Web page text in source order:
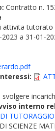
Contratto n.
attivita
2023 a 31-01-
interno
SCIENZE